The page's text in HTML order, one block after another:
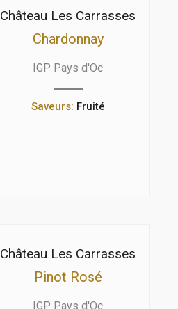
Château Les Carrasses
Chardonnay
IGP Pays d'Oc
Saveurs: Fruité
Château Les Carrasses
Pinot Rosé
IGP Pays d'Oc